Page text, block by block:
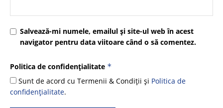
Salvează-mi numele, emailul și site-ul web în acest
navigator pentru data viitoare când o să comentez.
Politica de confidențialitate *
Sunt de acord cu Termenii & Condiții și Politica de
confidențialitate.